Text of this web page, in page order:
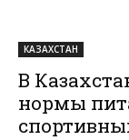
КАЗАХСТАН
В
нормы